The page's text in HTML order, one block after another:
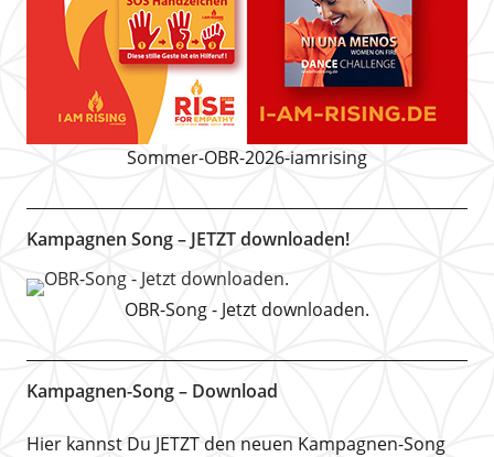
Sommer-OBR-2026-iamrising
Kampagnen Song – JETZT downloaden!
OBR-Song - Jetzt downloaden.
Kampagnen-Song – Download
Hier kannst Du JETZT den neuen Kampagnen-Song